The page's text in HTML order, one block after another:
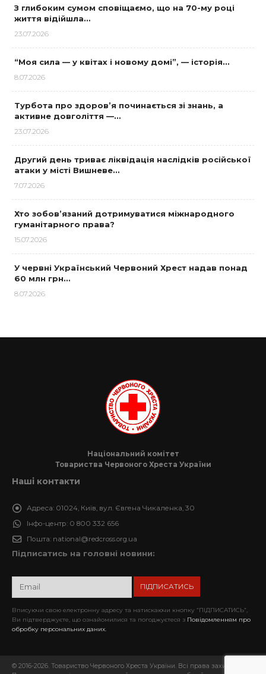
З глибоким сумом сповіщаємо, що на 70-му році
життя відійшла…
23.07.2026
“Моя сила — у квітах і новому домі”, — історія…
8.07.2026
Турбота про здоров’я починається зі знань, а
активне довголіття —…
23.07.2026
Другий день триває ліквідація наслідків російської
атаки у місті Вишневе…
7.07.2026
Хто зобов’язаний дотримуватися міжнародного
гуманітарного права?
15.07.2026
У червні Український Червоний Хрест надав понад
60 млн грн…
8.07.2026
Національний комітет
Товариства Червоного Хреста України
Наші контакти
Адреса: 01024, Київ, вул. Євгена Чикаленка, 30
Інфо-центр: 0 800 332 656
Пошта: national@redcross.org.ua
Підписатись на головні новини:
Вписуючи свою електронну адресу та натискаючи кнопку “ПІДПИСАТИСЬ”,
Ви підтверджуєте, що ознайомилися та погоджуєтеся з Повідомленням про
обробку персональних даних.
© 2016-2026. Товариство Червоного Хреста України. Всі права захищені.